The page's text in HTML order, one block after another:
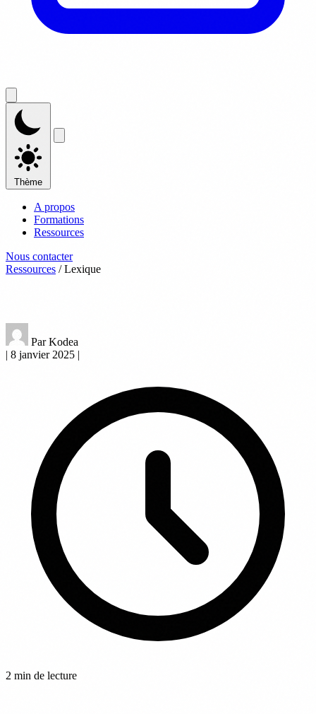
Thème
A propos
Formations
Ressources
Nous contacter
Ressources / Lexique
Par Kodea
| 8 janvier 2025 |
2 min de lecture